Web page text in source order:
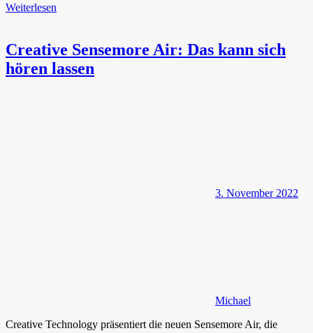
Weiterlesen
Creative Sensemore Air: Das kann sich
hören lassen
3. November 2022
Michael
Creative Technology präsentiert die neuen Sensemore Air, die